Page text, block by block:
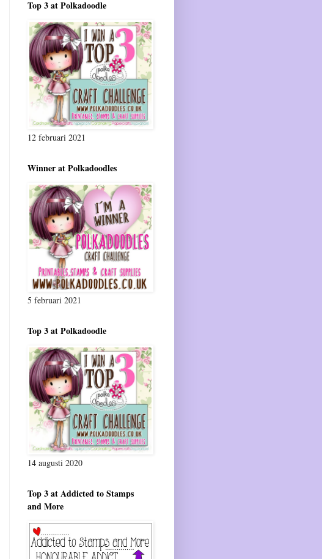
Top 3 at Polkadoodle
12 februari 2021
Winner at Polkadoodles
5 februari 2021
Top 3 at Polkadoodle
14 augusti 2020
Top 3 at Addicted to Stamps
and More